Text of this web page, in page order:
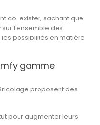
co-exister, sachant que
l'ensemble des
possibilités en matière
gamme
proposent des
pour augmenter leurs